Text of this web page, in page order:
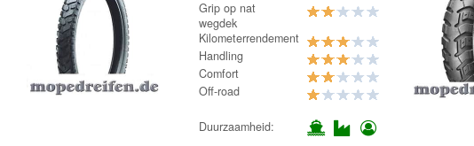
Grip op nat
wegdek
Kilometerrendement
Handling
Comfort
Off-road
Duurzaamheid: